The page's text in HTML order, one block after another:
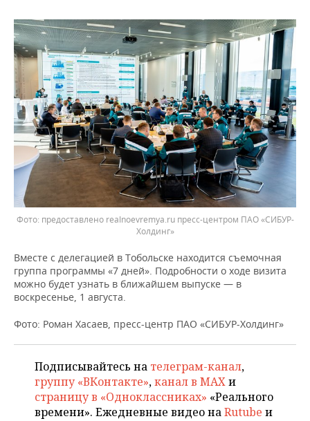
Фото: предоставлено realnoevremya.ru пресс-центром ПАО «СИБУР-
Холдинг»
Вместе с делегацией в Тобольске находится съемочная
группа программы «7 дней». Подробности о ходе визита
можно будет узнать в ближайшем выпуске — в
воскресенье, 1 августа.
Фото: Роман Хасаев, пресс-центр ПАО «СИБУР-Холдинг»
Подписывайтесь на телеграм-канал,
группу «ВКонтакте»,канал в MAXи
страницу в «Одноклассниках» «Реального
времени». Ежедневные видео наRutube и